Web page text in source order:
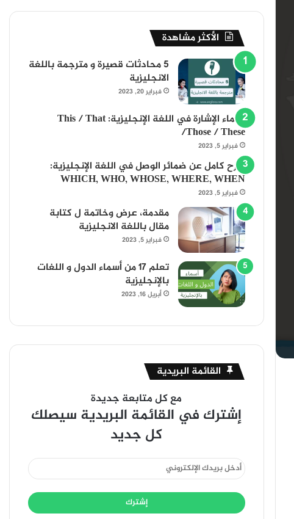
الأكثر مشاهدة
5 محادثات قصيرة و مترجمة باللغة
الانجليزية
فبراير 20, 2023
أسماء الإشارة في اللغة الإنجليزية: This / That
/Those / These
فبراير 5, 2023
شرح كامل عن ضمائر الوصل في اللغة الإنجليزية:
WHICH, WHO, WHOSE, WHERE, WHEN
فبراير 5, 2023
مقدمة، عرض وخاتمة ل كتابة
مقال باللغة الانجليزية
فبراير 5, 2023
تعلم 17 من أسماء الدول و اللغات
بالإنجليزية
أبريل 16, 2023
القائمة البريدية
مع كل متابعة جديدة
إشترك في القائمة البريدية سيصلك
كل جديد